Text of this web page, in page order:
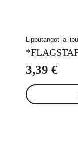
Lipputangot ja
3,39 €